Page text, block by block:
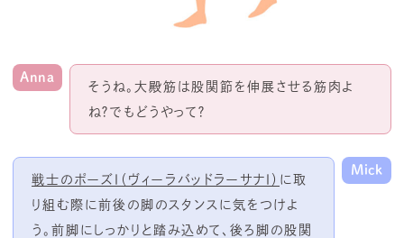
Anna
そうね。大殿筋は股関節を伸展させる筋肉よ
ね？でもどうやって？
戦士のポーズⅠ（ヴィーラバッドラーサナⅠ） に取
り組む際に前後の脚のスタンスに気をつけよ
う。前脚にしっかりと踏み込めて、後ろ脚の股関
Mick